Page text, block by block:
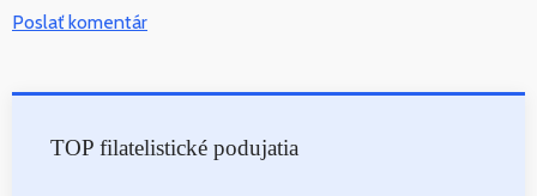
Poslať komentár
TOP filatelistické podujatia